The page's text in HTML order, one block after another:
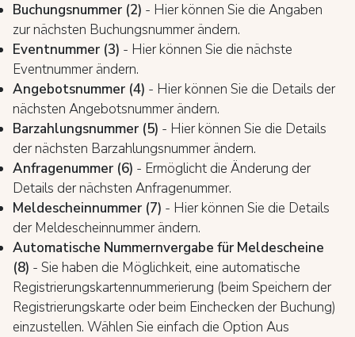
Buchungsnummer (2) - Hier können Sie die Angaben
zur nächsten Buchungsnummer ändern.
Eventnummer (3) - Hier können Sie die nächste
Eventnummer ändern.
Angebotsnummer (4) - Hier können Sie die Details der
nächsten Angebotsnummer ändern.
Barzahlungsnummer (5) - Hier können Sie die Details
der nächsten Barzahlungsnummer ändern.
Anfragenummer (6) - Ermöglicht die Änderung der
Details der nächsten Anfragenummer.
Meldescheinnummer (7) - Hier können Sie die Details
der Meldescheinnummer ändern.
Automatische Nummernvergabe für Meldescheine
(8) - Sie haben die Möglichkeit, eine automatische
Registrierungskartennummerierung (beim Speichern der
Registrierungskarte oder beim Einchecken der Buchung)
einzustellen. Wählen Sie einfach die Option Aus